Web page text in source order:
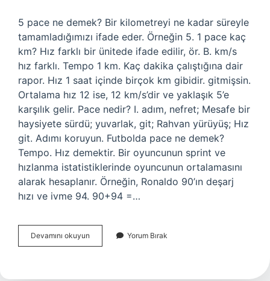
5 pace ne demek? Bir kilometreyi ne kadar süreyle
tamamladığımızı ifade eder. Örneğin 5. 1 pace kaç
km? Hız farklı bir ünitede ifade edilir, ör. B. km/s
hız farklı. Tempo 1 km. Kaç dakika çalıştığına dair
rapor. Hız 1 saat içinde birçok km gibidir. gitmişsin.
Ortalama hız 12 ise, 12 km/s’dir ve yaklaşık 5’e
karşılık gelir. Pace nedir? I. adım, nefret; Mesafe bir
haysiyete sürdü; yuvarlak, git; Rahvan yürüyüş; Hız
git. Adımı koruyun. Futbolda pace ne demek?
Tempo. Hız demektir. Bir oyuncunun sprint ve
hızlanma istatistiklerinde oyuncunun ortalamasını
alarak hesaplanır. Örneğin, Ronaldo 90’ın deşarj
hızı ve ivme 94. 90+94 =…
Devamını okuyun
Pace
Yorum Bırak